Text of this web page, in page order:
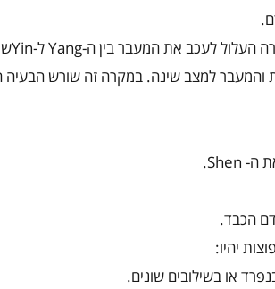
העלול לעכב את המעבר בין ה-Yangל-Yin
והמעבר למצב שינה. במקרה זה שורש הבעיה
ה- Shen
.
הכבד.
או בשילובים שונים.